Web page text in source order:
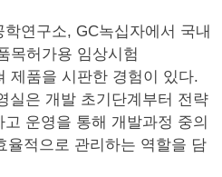
연구소, GC녹십자에서 국내
목허가용 임상시험
제품을 시판한 경험이 있다.
실은 개발 초기단계부터 전략
운영을 통해 개발과정 중의
율적으로 관리하는 역할을 담